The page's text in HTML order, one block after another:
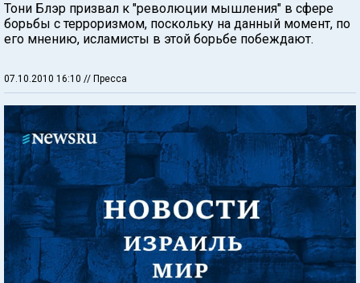
Тони Блэр призвал к "революции мышления" в сфере
борьбы с терроризмом, поскольку на данный момент, по
его мнению, исламисты в этой борьбе побеждают.
07.10.2010 16:10 // Пресса